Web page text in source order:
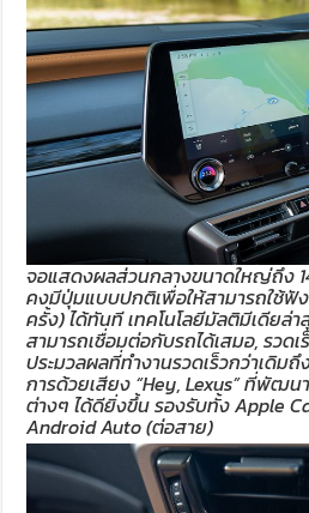
จอแสดงผลส่วนกลางขนาดใหญ่ถึง
คงมีปุ่มแบบปกติเพื่อให้สามารถใช้ฟั
ครั้ง) ได้ทันที เทคโนโลยีมัลติมีเดียล่า
สามารถเชื่อมต่อกับรถได้เสมอ, รวด
ประมวลผลที่ทำงานรวดเร็วกว่าเดิม
การด้วยเสียง “Hey, Lexus” ที่พัฒน
ต่างๆ ได้ดียิ่งขึ้น รองรับทั้ง Apple
Android Auto (ต่อสาย)